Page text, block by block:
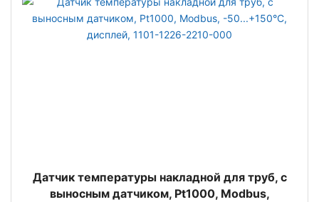
Датчик температуры накладной для труб, с
выносным датчиком, Pt1000, Modbus,